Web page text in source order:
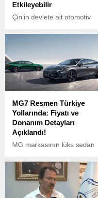
Etkileyebilir
Çin’in devlete ait otomotiv
iştiraki SAIC Anji Logistics
sahip olan 228 metre
uzunluğundaki gemi,
Şanghay’dan Avrupa’ya
başladı.
MG7 Resmen Türkiye
Yollarında: Fiyatı ve
Donanım Detayları
Açıklandı!
MG markasının lüks sedan
MG7, Türkiye pazarına giriş
yaptı. Yenilikçi tasarımı,
yüksek performans
özellikleri ve zengin